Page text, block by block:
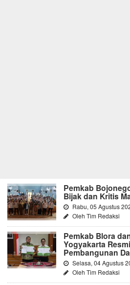
Pemkab
Bijak dan Kritis
Rabu, 05 Agustus
Oleh Tim Redaksi
Pemkab Blora
Yogyakarta
Pembangunan
Selasa, 04 Agustus
Oleh Tim Redaksi